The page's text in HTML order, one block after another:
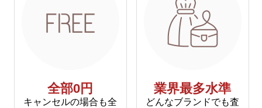
全部0円
キャンセルの場合も全
業界最多水準
どんなブランドでも査